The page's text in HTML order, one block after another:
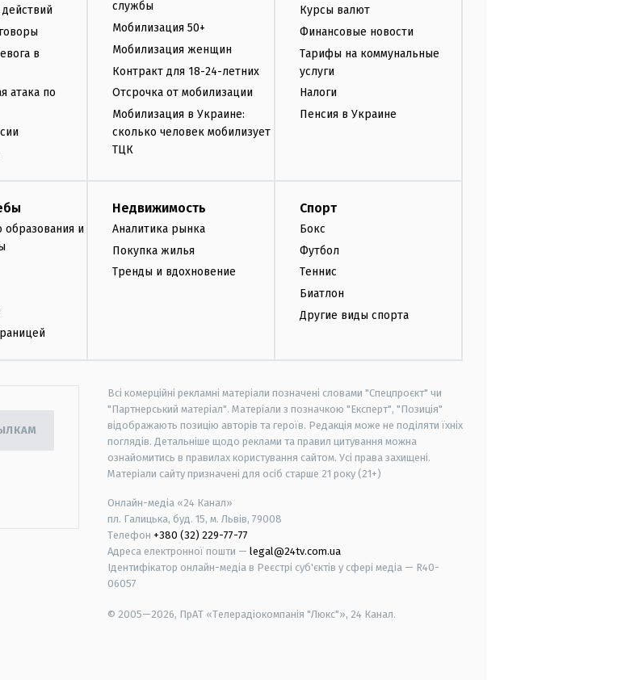
в
атака по
службы
Мобилизация 50+
Мобилизация женщин
Контракт для 18-24-летних
Отсрочка от мобилизации
Мобилизация в Украине:
сколько человек мобилизует
ТЦК
Курсы валют
Финансовые новости
Тарифы на коммунальные
услуги
Налоги
Пенсия в Украине
образования и
Недвижимость
Аналитика рынка
Покупка жилья
Тренды и вдохновение
Спорт
Бокс
Футбол
Теннис
Биатлон
Другие виды спорта
Всі комерційні рекламні матеріали позначені словами "Спецпроєкт" чи
"Партнерський матеріал". Матеріали з позначкою "Експерт", "Позиція"
відображають позицію авторів та героїв. Редакція може не поділяти їхніх
поглядів. Детальніше щодо реклами та правил цитування можна
ознайомитись в правилах користування сайтом. Усі права захищені.
Матеріали сайту призначені для осіб старше 21 року (21+)
Онлайн-медіа «24 Канал»
пл. Галицька, буд. 15, м. Львів, 79008
Телефон +380 (32) 229-77-77
Адреса електронної пошти — legal@24tv.com.ua
Ідентифікатор онлайн-медіа в Реєстрі суб'єктів у сфері медіа — R40-
06057
© 2005—2026, ПрАТ «Телерадіокомпанія "Люкс"», 24 Канал.